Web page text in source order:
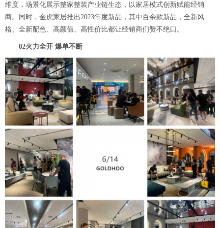
维度，场景化展示整家整装产业链生态，以家居模式创新赋能经销
商。同时，金虎家居推出2023年度新品，其中百余款新品，全新风
格、全新配色、高颜值、高性价比都让经销商们赞不绝口。
02火力全开 爆单不断